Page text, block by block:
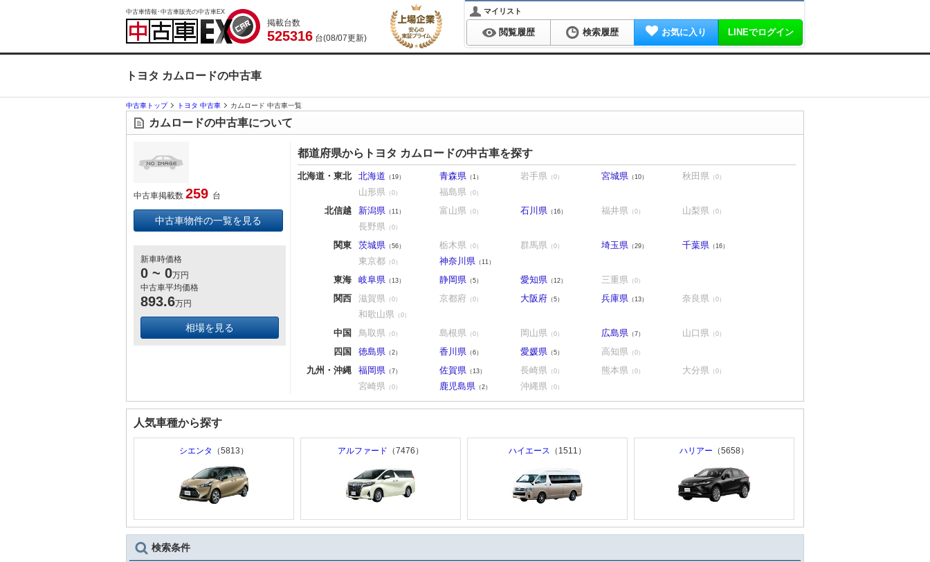
中古車情報･中古車販売の中古車EX
掲載台数
525316 台(08/07更新)
マイリスト
閲覧履歴 検索履歴 お気に入り LINEでログイン
トヨタ カムロードの中古車
中古車トップ トヨタ 中古車 カムロード 中古車一覧
カムロードの中古車について
中古車掲載数 259 台
中古車物件の一覧を見る
新車時価格
0 ~ 0万円
中古車平均価格
893.6万円
相場を見る
都道府県からトヨタ カムロードの中古車を探す
北海道・東北 北海道 （19） 青森県 （1） 岩手県 （0） 宮城県 （10） 秋田県 （0）
山形県 （0） 福島県 （0）
北信越 新潟県 （11） 富山県 （0） 石川県 （16） 福井県 （0） 山梨県 （0）
長野県 （0）
関東 茨城県 （56） 栃木県 （0） 群馬県 （0） 埼玉県 （29） 千葉県 （16）
東京都 （0） 神奈川県 （11）
東海 岐阜県 （13） 静岡県 （5） 愛知県 （12） 三重県 （0）
関西 滋賀県 （0） 京都府 （0） 大阪府 （5） 兵庫県 （13） 奈良県 （0）
和歌山県 （0）
中国 鳥取県 （0） 島根県 （0） 岡山県 （0） 広島県 （7） 山口県 （0）
四国 徳島県 （2） 香川県 （6） 愛媛県 （5） 高知県 （0）
九州・沖縄 福岡県 （7） 佐賀県 （13） 長崎県 （0） 熊本県 （0） 大分県 （0）
宮崎県 （0） 鹿児島県 （2） 沖縄県 （0）
人気車種から探す
シエンタ （5813） アルファード （7476） ハイエース （1511） ハリアー （5658）
検索条件